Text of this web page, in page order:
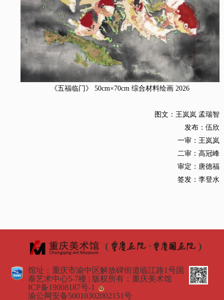
《五福临门》 50cm×70cm 综合材料绘画 2026
图文：王岚岚 孟瑞智
发布：伍欣
一审：王岚岚
二审：高冠峰
审定：唐德福
签发：李登水
馆址：重庆市渝中区解放碑街道临江路1号国
泰艺术中心5-7楼 | 版权所有：重庆美术馆
ICP备19008187号-1
渝公网安备50010302002151号